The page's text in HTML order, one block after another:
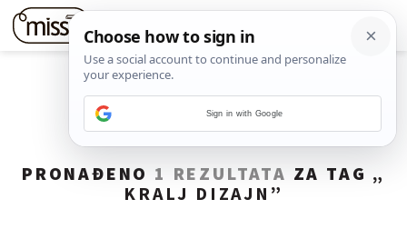
PRONAĐENO 1 REZULTATA ZA TAG „
KRALJ DIZAJN ”
Sign in with Google